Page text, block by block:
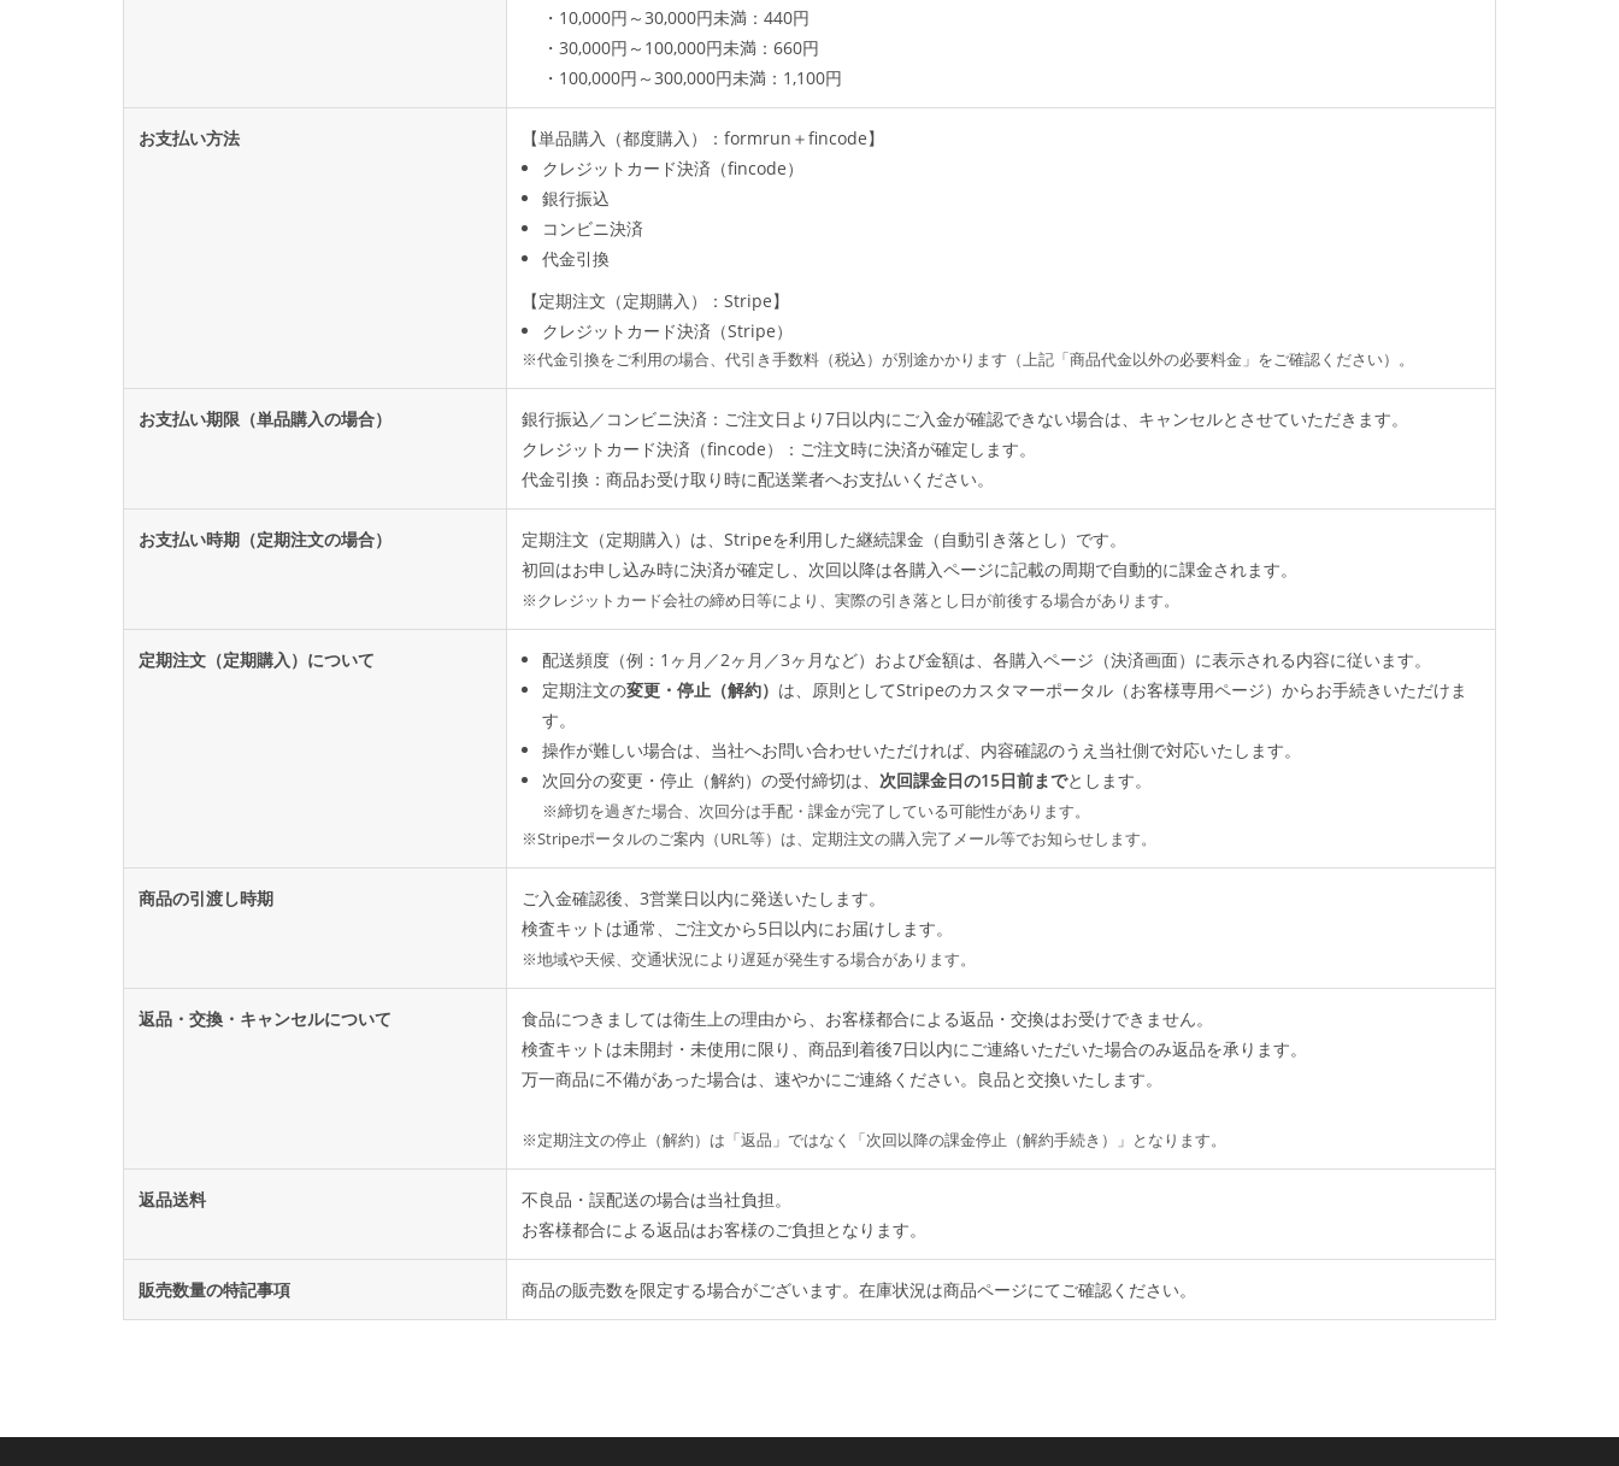
・10,000円～30,000円未満：440円
・30,000円～100,000円未満：660円
・100,000円～300,000円未満：1,100円
お支払い方法
【単品購入（都度購入）：formrun＋fincode】
クレジットカード決済（fincode）
銀行振込
コンビニ決済
代金引換
【定期注文（定期購入）：Stripe】
クレジットカード決済（Stripe）
※代金引換をご利用の場合、代引き手数料（税込）が別途かかります（上記「商品代金以外の必要料金」をご確認ください）。
お支払い期限（単品購入の場合）
銀行振込／コンビニ決済：ご注文日より7日以内にご入金が確認できない場合は、キャンセルとさせていただきます。
クレジットカード決済（fincode）：ご注文時に決済が確定します。
代金引換：商品お受け取り時に配送業者へお支払いください。
お支払い時期（定期注文の場合）
定期注文（定期購入）は、Stripeを利用した継続課金（自動引き落とし）です。
初回はお申し込み時に決済が確定し、次回以降は各購入ページに記載の周期で自動的に課金されます。
※クレジットカード会社の締め日等により、実際の引き落とし日が前後する場合があります。
定期注文（定期購入）について
配送頻度（例：1ヶ月／2ヶ月／3ヶ月など）および金額は、各購入ページ（決済画面）に表示される内容に従います。
定期注文の変更・停止（解約） は、原則としてStripeのカスタマーポータル（お客様専用ページ）からお手続きいただけま
す。
操作が難しい場合は、当社へお問い合わせいただければ、内容確認のうえ当社側で対応いたします。
次回分の変更・停止（解約）の受付締切は、 次回課金日の15日前までとします。
※締切を過ぎた場合、次回分は手配・課金が完了している可能性があります。
※Stripeポータルのご案内（URL等）は、定期注文の購入完了メール等でお知らせします。
商品の引渡し時期
ご入金確認後、3営業日以内に発送いたします。
検査キットは通常、ご注文から5日以内にお届けします。
※地域や天候、交通状況により遅延が発生する場合があります。
返品・交換・キャンセルについて
食品につきましては衛生上の理由から、お客様都合による返品・交換はお受けできません。
検査キットは未開封・未使用に限り、商品到着後7日以内にご連絡いただいた場合のみ返品を承ります。
万一商品に不備があった場合は、速やかにご連絡ください。良品と交換いたします。
※定期注文の停止（解約）は「返品」ではなく「次回以降の課金停止（解約手続き）」となります。
返品送料
不良品・誤配送の場合は当社負担。
お客様都合による返品はお客様のご負担となります。
販売数量の特記事項 商品の販売数を限定する場合がございます。在庫状況は商品ページにてご確認ください。